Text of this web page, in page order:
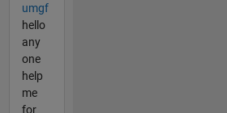
umgf
hello
any
one
help
me
for